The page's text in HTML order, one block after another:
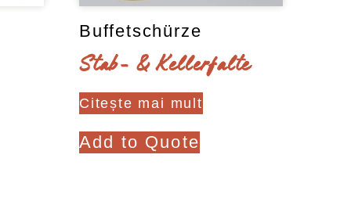
Buffetschürze
Stab- & Kellerfalte
Citește mai mult
Add to Quote